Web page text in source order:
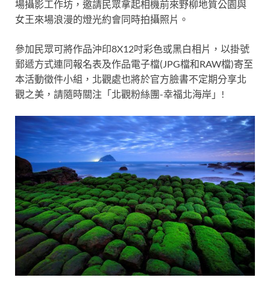
場攝影工作坊，邀請民眾拿起相機前來野柳地質公園與
女王來場浪漫的燈光約會同時拍攝照片。
參加民眾可將作品沖印8X12吋彩色或黑白相片，以掛號
郵遞方式連同報名表及作品電子檔(JPG檔和RAW檔)寄至
本活動徵件小組，北觀處也將於官方臉書不定期分享北
觀之美，請隨時關注「北觀粉絲團-幸福北海岸」!